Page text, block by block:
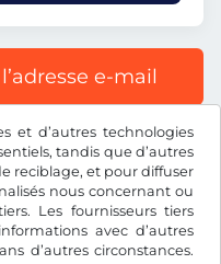
et d’autres technologies
tandis que d’autres
reciblage, et pour diffuser
nous concernant ou
Les fournisseurs tiers
avec d’autres
d’autres circonstances.
e-mail